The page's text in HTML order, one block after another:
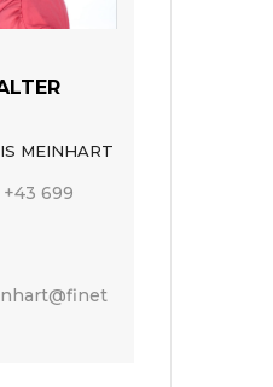
MEINHART
+43 699